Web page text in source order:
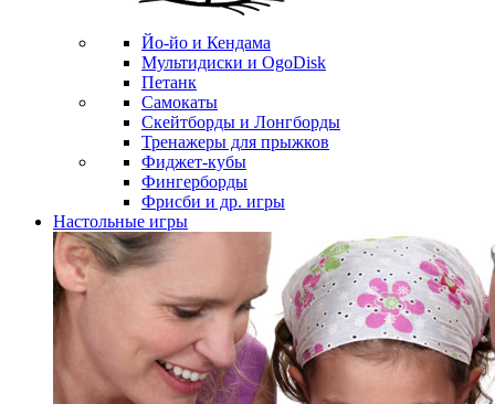
Йо-йо и Кендама
Мультидиски и OgoDisk
Петанк
Самокаты
Скейтборды и Лонгборды
Тренажеры для прыжков
Фиджет-кубы
Фингерборды
Фрисби и др. игры
Настольные игры